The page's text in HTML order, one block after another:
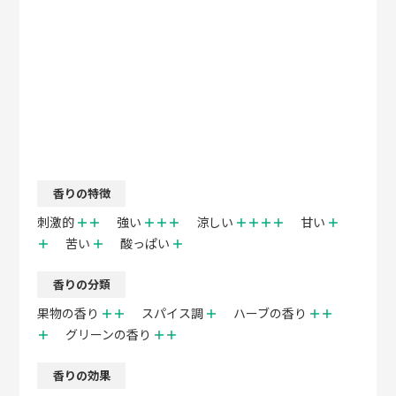
香りの特徴
刺激的 ＋＋ 強い ＋＋＋ 涼しい ＋＋＋＋ 甘い ＋
＋
苦い ＋ 酸っぱい ＋
香りの分類
果物の香り ＋＋ スパイス調 ＋ ハーブの香り ＋＋
＋
グリーンの香り ＋＋
香りの効果